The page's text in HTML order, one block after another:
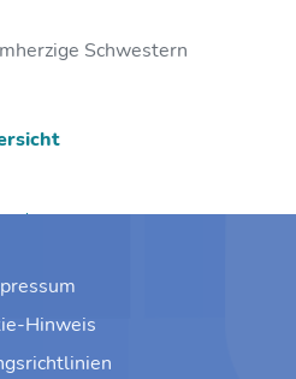
Schwestern
Hinweis